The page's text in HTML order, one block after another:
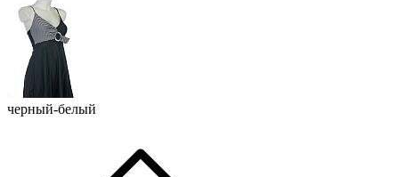
черный-белый